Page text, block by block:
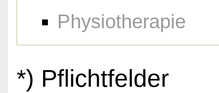
Physiotherapie
*) Pflichtfelder